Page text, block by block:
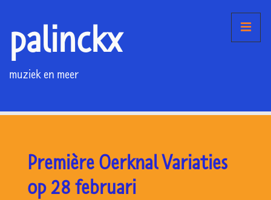
hoofdinhoud
palinckx
muziek en meer
Hoofd
Première Oerknal Variaties
op 28 februari